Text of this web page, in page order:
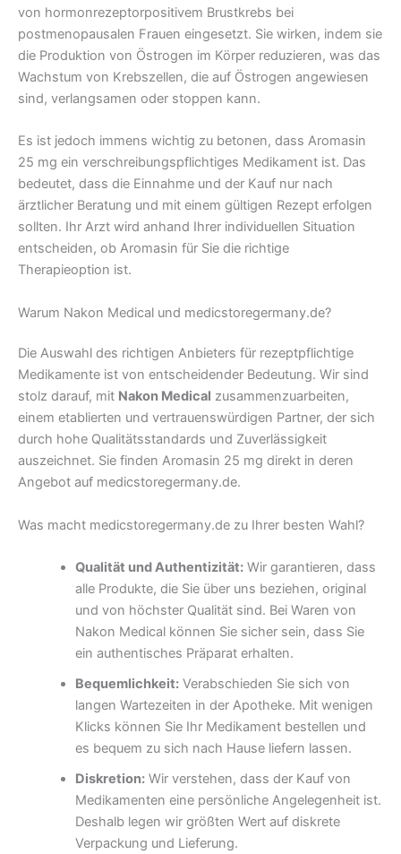
von hormonrezeptorpositivem Brustkrebs bei
postmenopausalen Frauen eingesetzt. Sie wirken, indem sie
die Produktion von Östrogen im Körper reduzieren, was das
Wachstum von Krebszellen, die auf Östrogen angewiesen
sind, verlangsamen oder stoppen kann.
Es ist jedoch immens wichtig zu betonen, dass Aromasin
25 mg ein verschreibungspflichtiges Medikament ist. Das
bedeutet, dass die Einnahme und der Kauf nur nach
ärztlicher Beratung und mit einem gültigen Rezept erfolgen
sollten. Ihr Arzt wird anhand Ihrer individuellen Situation
entscheiden, ob Aromasin für Sie die richtige
Therapieoption ist.
Warum Nakon Medical und medicstoregermany.de?
Die Auswahl des richtigen Anbieters für rezeptpflichtige
Medikamente ist von entscheidender Bedeutung. Wir sind
stolz darauf, mit Nakon Medical zusammenzuarbeiten,
einem etablierten und vertrauenswürdigen Partner, der sich
durch hohe Qualitätsstandards und Zuverlässigkeit
auszeichnet. Sie finden Aromasin 25 mg direkt in deren
Angebot auf medicstoregermany.de.
Was macht medicstoregermany.de zu Ihrer besten Wahl?
Qualität und Authentizität:Wir garantieren, dass
alle Produkte, die Sie über uns beziehen, original
und von höchster Qualität sind. Bei Waren von
Nakon Medical können Sie sicher sein, dass Sie
ein authentisches Präparat erhalten.
Bequemlichkeit:Verabschieden Sie sich von
langen Wartezeiten in der Apotheke. Mit wenigen
Klicks können Sie Ihr Medikament bestellen und
es bequem zu sich nach Hause liefern lassen.
Diskretion:Wir verstehen, dass der Kauf von
Medikamenten eine persönliche Angelegenheit ist.
Deshalb legen wir größten Wert auf diskrete
Verpackung und Lieferung.